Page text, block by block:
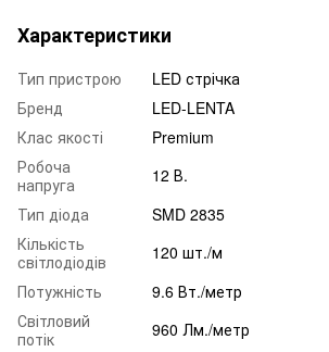
Характеристики
Тип пристрою
LED стрічка
Бренд
LED-LENTA
Клас якості
Premium
Робоча
напруга
12 В.
Тип діода
SMD 2835
Кількість
світлодіодів
120 шт./м
Потужність
9.6 Вт./метр
Світловий
потік
960 Лм./метр